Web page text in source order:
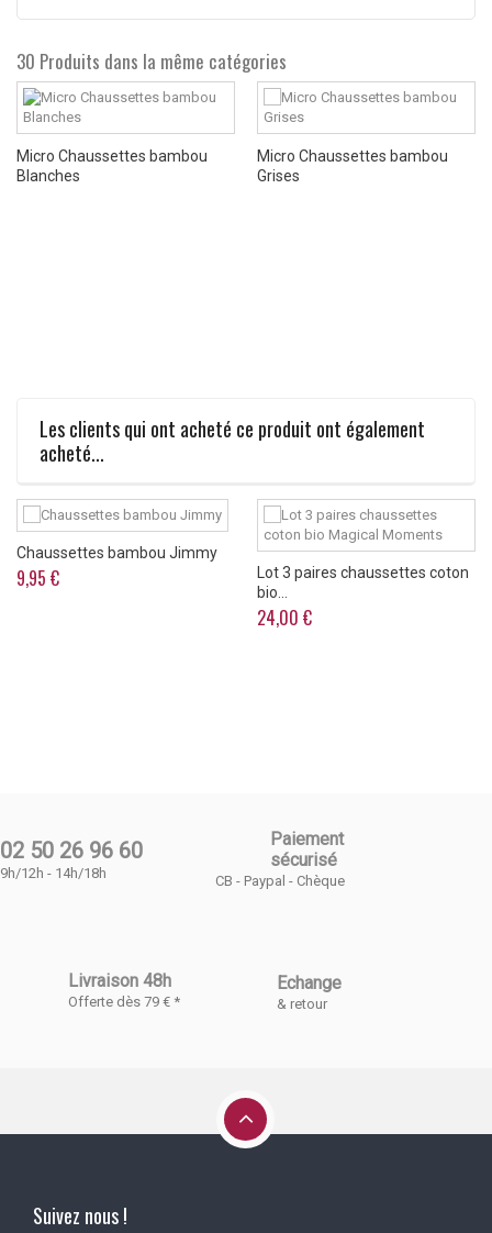
30 Produits dans la même catégories
Micro Chaussettes bambou
Blanches
Micro Chaussettes bambou
Grises
Les clients qui ont acheté ce produit ont également
acheté...
Chaussettes bambou Jimmy
9,95 €
Lot 3 paires chaussettes coton
bio...
24,00 €
02 50 26 96 60
9h/12h - 14h/18h
Paiement
sécurisé
CB - Paypal - Chèque
Livraison 48h
Offerte dès 79 € *
Echange
& retour
Suivez nous !